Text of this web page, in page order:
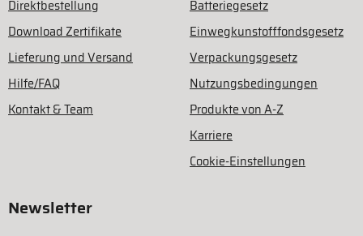
Direktbestellung
Download Zertifikate
Lieferung und Versand
Hilfe/FAQ
Kontakt & Team
Batteriegesetz
Einwegkunstofffondsgesetz
Verpackungsgesetz
Nutzungsbedingungen
Produkte von A-Z
Karriere
Cookie-Einstellungen
Newsletter